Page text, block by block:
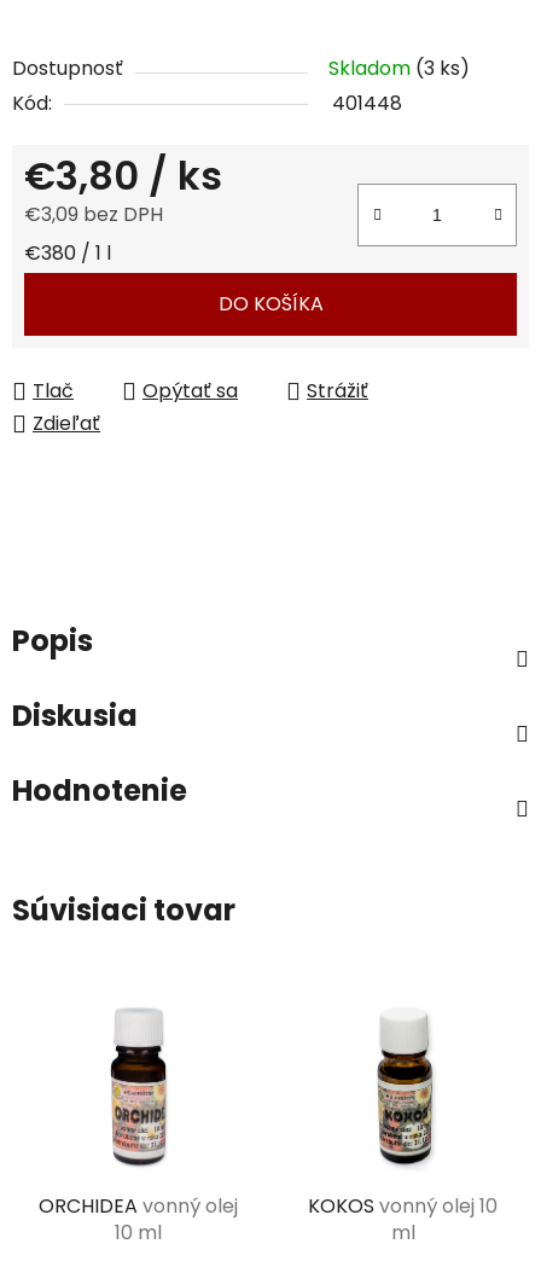
Dostupnosť Skladom (3 ks)
Kód:
401448
€3,80 / ks
€3,09 bez DPH
Jednotková cena:
€380 / 1 l
DO KOŠÍKA
Tlač Opýtať sa
Strážiť
Zdieľať
Popis
Diskusia
Hodnotenie
Súvisiaci tovar
ORCHIDEA vonný olej
10 ml
KOKOS vonný olej 10
ml